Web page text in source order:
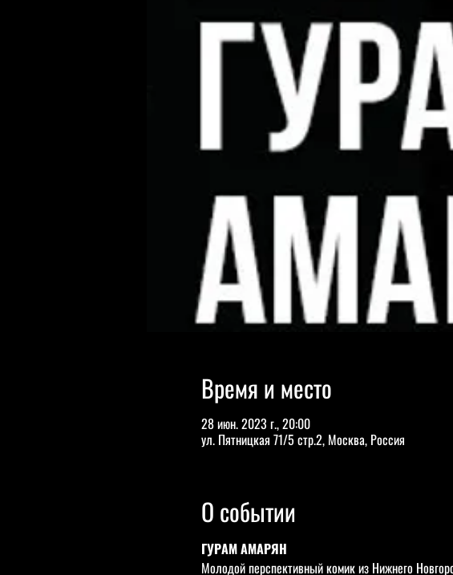
Время и место
28 июн. 2023 г., 20:00
ул. Пятницкая 71/5 стр.2, Москва, Россия
О событии
ГУРАМ АМАРЯН
Молодой перспективный комик из Нижнего